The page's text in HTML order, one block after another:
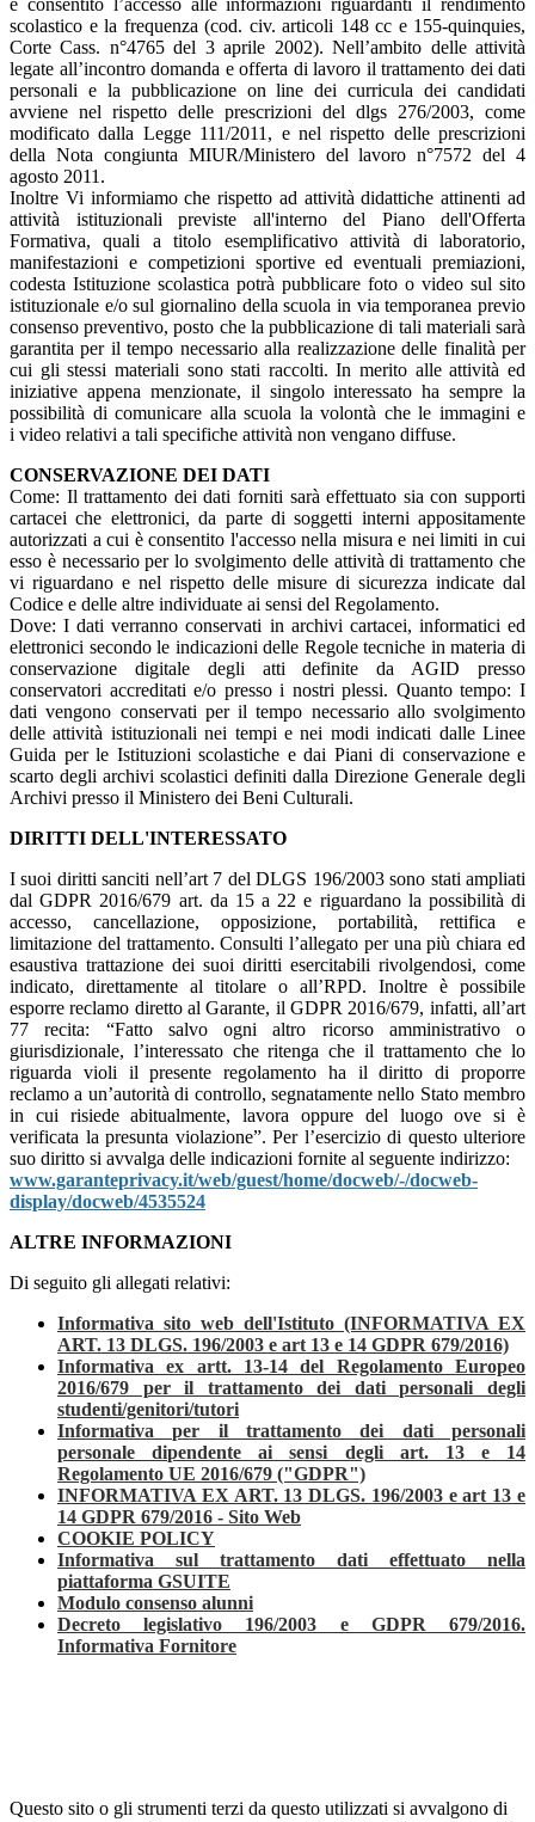
scolastico e la frequenza (cod. civ. articoli 148 cc e 155-quinquies,
Corte Cass. n°4765 del 3 aprile 2002). Nell’ambito delle attività
legate all’incontro domanda e offerta di lavoro il trattamento dei dati
personali e la pubblicazione on line dei curricula dei candidati
avviene nel rispetto delle prescrizioni del dlgs 276/2003, come
modificato dalla Legge 111/2011, e nel rispetto delle prescrizioni
della Nota congiunta MIUR/Ministero del lavoro n°7572 del 4
agosto 2011.
Inoltre Vi informiamo che rispetto ad attività didattiche attinenti ad
attività istituzionali previste all'interno del Piano dell'Offerta
Formativa, quali a titolo esemplificativo attività di laboratorio,
manifestazioni e competizioni sportive ed eventuali premiazioni,
codesta Istituzione scolastica potrà pubblicare foto o video sul sito
istituzionale e/o sul giornalino della scuola in via temporanea previo
consenso preventivo, posto che la pubblicazione di tali materiali sarà
garantita per il tempo necessario alla realizzazione delle finalità per
cui gli stessi materiali sono stati raccolti. In merito alle attività ed
iniziative appena menzionate, il singolo interessato ha sempre la
possibilità di comunicare alla scuola la volontà che le immagini e
i video relativi a tali specifiche attività non vengano diffuse.
CONSERVAZIONE DEI DATI
Come: Il trattamento dei dati forniti sarà effettuato sia con supporti
cartacei che elettronici, da parte di soggetti interni appositamente
autorizzati a cui è consentito l'accesso nella misura e nei limiti in cui
esso è necessario per lo svolgimento delle attività di trattamento che
vi riguardano e nel rispetto delle misure di sicurezza indicate dal
Codice e delle altre individuate ai sensi del Regolamento.
Dove: I dati verranno conservati in archivi cartacei, informatici ed
elettronici secondo le indicazioni delle Regole tecniche in materia di
conservazione digitale degli atti definite da AGID presso
conservatori accreditati e/o presso i nostri plessi. Quanto tempo: I
dati vengono conservati per il tempo necessario allo svolgimento
delle attività istituzionali nei tempi e nei modi indicati dalle Linee
Guida per le Istituzioni scolastiche e dai Piani di conservazione e
scarto degli archivi scolastici definiti dalla Direzione Generale degli
Archivi presso il Ministero dei Beni Culturali.
DIRITTI DELL'INTERESSATO
I suoi diritti sanciti nell’art 7 del DLGS 196/2003 sono stati ampliati
dal GDPR 2016/679 art. da 15 a 22 e riguardano la possibilità di
accesso, cancellazione, opposizione, portabilità, rettifica e
limitazione del trattamento. Consulti l’allegato per una più chiara ed
esaustiva trattazione dei suoi diritti esercitabili rivolgendosi, come
indicato, direttamente al titolare o all’RPD. Inoltre è possibile
esporre reclamo diretto al Garante, il GDPR 2016/679, infatti, all’art
77 recita: “Fatto salvo ogni altro ricorso amministrativo o
giurisdizionale, l’interessato che ritenga che il trattamento che lo
riguarda violi il presente regolamento ha il diritto di proporre
reclamo a un’autorità di controllo, segnatamente nello Stato membro
in cui risiede abitualmente, lavora oppure del luogo ove si è
verificata la presunta violazione”. Per l’esercizio di questo ulteriore
suo diritto si avvalga delle indicazioni fornite al seguente indirizzo:
www.garanteprivacy.it/web/guest/home/docweb/-/docweb-
display/docweb/4535524
ALTRE INFORMAZIONI
Di seguito gli allegati relativi:
Informativa sito web dell'Istituto (INFORMATIVA EX
ART. 13 DLGS. 196/2003 e art 13 e 14 GDPR 679/2016)
Informativa ex artt. 13-14 del Regolamento Europeo
2016/679 per il trattamento dei dati personali degli
studenti/genitori/tutori
Informativa per il trattamento dei dati personali
personale dipendente ai sensi degli art. 13 e 14
Regolamento UE 2016/679 ("GDPR")
INFORMATIVA EX ART. 13 DLGS. 196/2003 e art 13 e
14 GDPR 679/2016 - Sito Web
COOKIE POLICY
Informativa sul trattamento dati effettuato nella
piattaforma GSUITE
Modulo consenso alunni
Decreto legislativo 196/2003 e GDPR 679/2016.
Informativa Fornitore
Questo sito o gli strumenti terzi da questo utilizzati si avvalgono di